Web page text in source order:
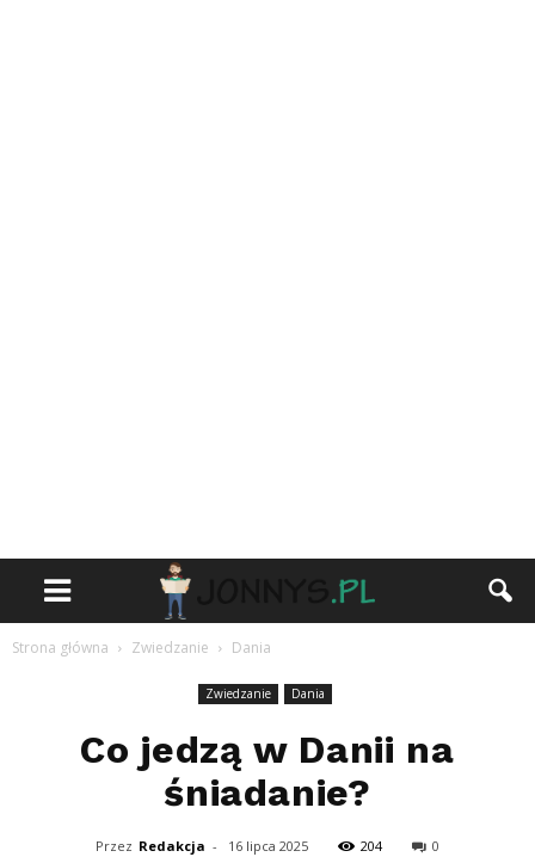
Strona główna Zwiedzanie Dania
Zwiedzanie Dania
Co jedzą w Danii na
śniadanie?
Przez Redakcja - 16 lipca 2025 204 0